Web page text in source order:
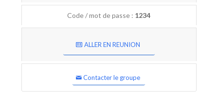
Code / mot de passe : 1234
ALLER EN REUNION
Contacter le groupe